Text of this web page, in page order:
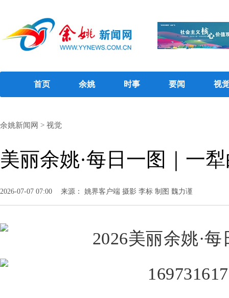
首页 余姚 时事 要闻 视
余姚新闻网 > 视觉
美丽余姚·每日一图｜一
2026-07-07 07:00 来源： 姚界客户端 摄影 李标 制图 魏力谨